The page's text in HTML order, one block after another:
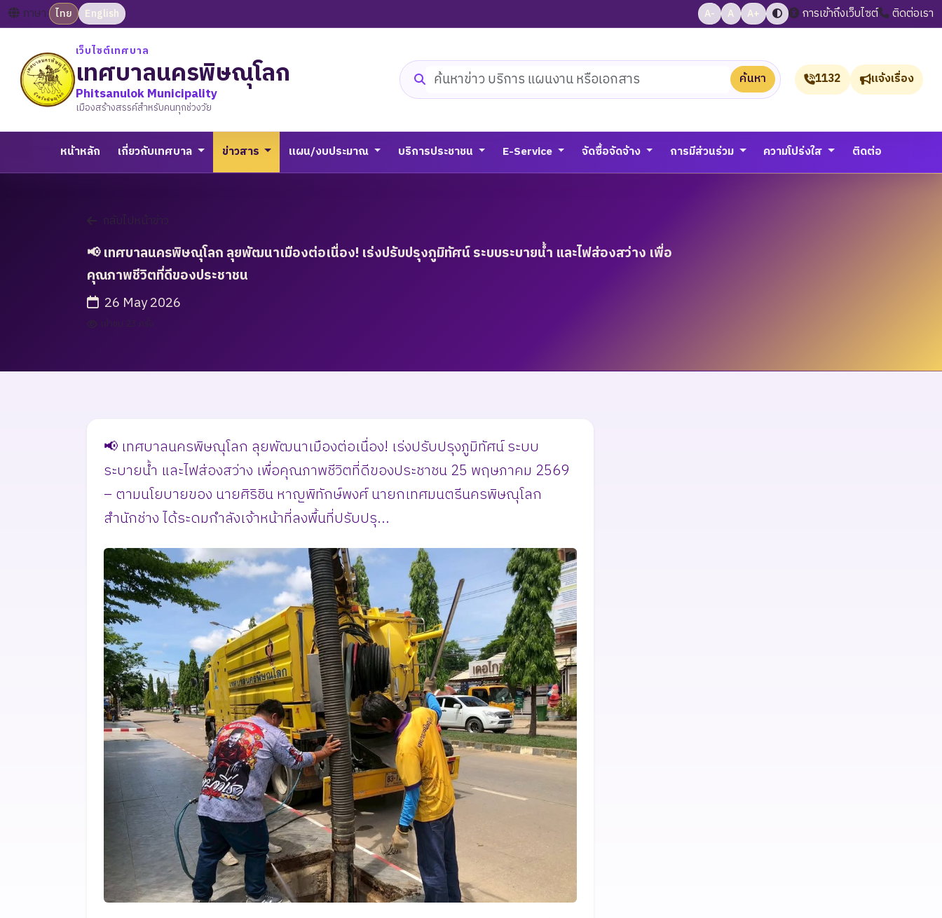
ภาษา: ไทย English A- A A+ การเข้าถึงเว็บไซต์ ติดต่อเรา
เว็บไซต์เทศบาล
เทศบาลนครพิษณุโลก
Phitsanulok Municipality
เมืองสร้างสรรค์สำหรับคนทุกช่วงวัย
ค้นหาเว็บไซต์ ค้นหา 1132 แจ้งเรื่อง
หน้าหลัก เกี่ยวกับเทศบาล ข่าวสาร แผน/งบประมาณ บริการประชาชน E-Service จัดซื้อจัดจ้าง การมีส่วนร่วม ความโปร่งใส ติดต่อ
กลับไปหน้าข่าว
📢 เทศบาลนครพิษณุโลก ลุยพัฒนาเมืองต่อเนื่อง! เร่งปรับปรุงภูมิทัศน์ ระบบระบายน้ำ และไฟส่องสว่าง เพื่อ
คุณภาพชีวิตที่ดีของประชาชน
26 May 2026
เข้าชม 23 ครั้ง
📢 เทศบาลนครพิษณุโลก ลุยพัฒนาเมืองต่อเนื่อง! เร่งปรับปรุงภูมิทัศน์ ระบบ
ระบายน้ำ และไฟส่องสว่าง เพื่อคุณภาพชีวิตที่ดีของประชาชน ​25 พฤษภาคม 2569
– ตามนโยบายของ นายศิริชิน หาญพิทักษ์พงศ์ นายกเทศมนตรีนครพิษณุโลก
สำนักช่าง ได้ระดมกำลังเจ้าหน้าที่ลงพื้นที่ปรับปรุ...